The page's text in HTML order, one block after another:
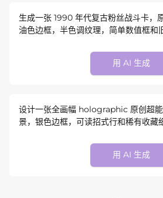
生成一张 1990 年代复古粉丝战斗卡，
油色边框，半色调纹理，简单数值框和
用 AI 生成
设计一张全画幅 holographic 原创超
景，银色边框，可读招式行和稀有收藏
用 AI 生成